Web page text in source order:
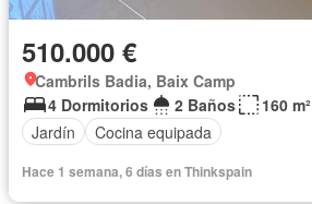
510.000 €
Cambrils Badia, Baix Camp
4 Dormitorios
2 Baños
160 m²
Jardín
Cocina equipada
Hace 1 semana, 6 días en Thinkspain